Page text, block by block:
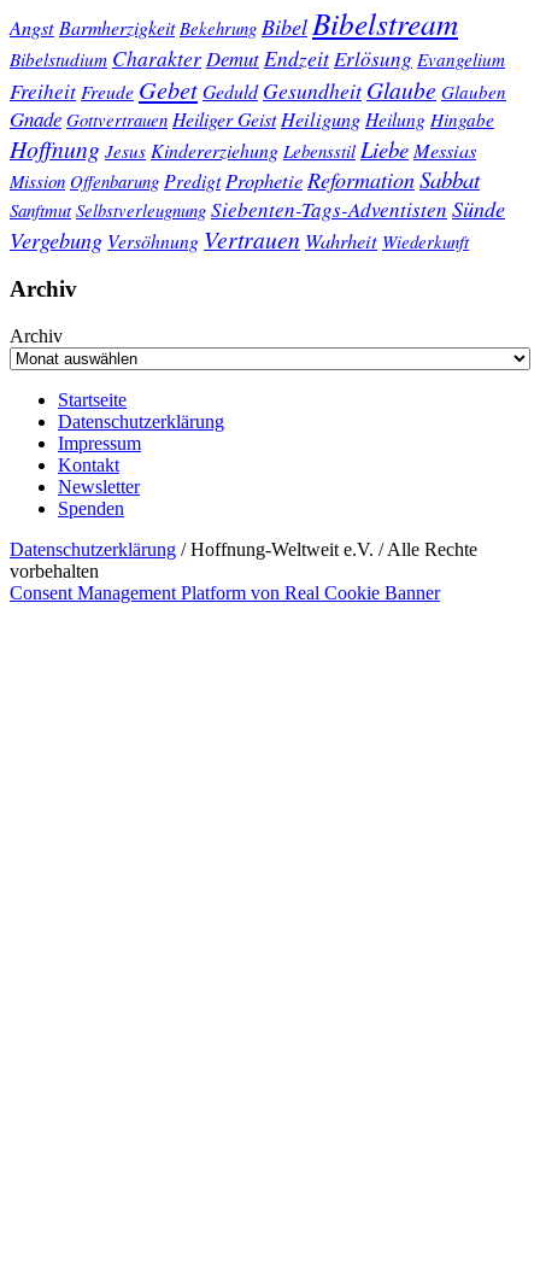
Angst Barmherzigkeit Bekehrung Bibel Bibelstream
Bibelstudium Charakter Demut EndzeitErlösung Evangelium
Freiheit Freude GebetGeduld Gesundheit Glaube Glauben
Gnade Gottvertrauen Heiliger Geist Heiligung Heilung Hingabe
Hoffnung Jesus Kindererziehung Lebensstil Liebe Messias
Mission Offenbarung Predigt Prophetie ReformationSabbat
Sanftmut Selbstverleugnung Siebenten-Tags-Adventisten Sünde
Vergebung Versöhnung Vertrauen Wahrheit Wiederkunft
Archiv
Archiv
Startseite
Datenschutzerklärung
Impressum
Kontakt
Newsletter
Spenden
Datenschutzerklärung / Hoffnung-Weltweit e.V. / Alle Rechte
vorbehalten
Consent Management Platform von Real Cookie Banner